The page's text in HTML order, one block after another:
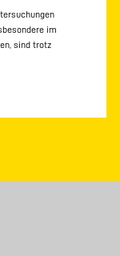
im
sind trotz